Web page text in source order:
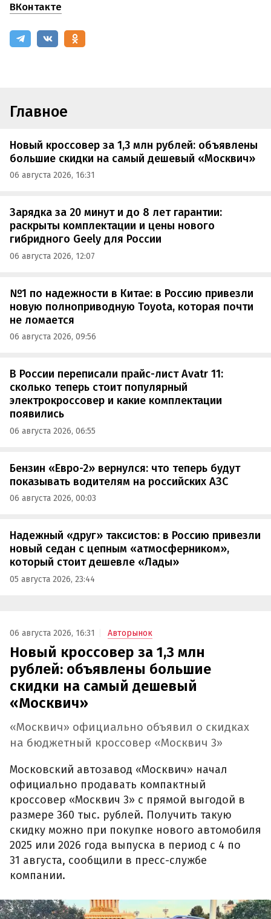
ВКонтакте
Главное
Новый кроссовер за 1,3 млн рублей: объявлены
большие скидки на самый дешевый «Москвич»
06 августа 2026, 16:31
Зарядка за 20 минут и до 8 лет гарантии:
раскрыты комплектации и цены нового
гибридного Geely для России
06 августа 2026, 12:07
№1 по надежности в Китае: в Россию привезли
новую полноприводную Toyota, которая почти
не ломается
06 августа 2026, 09:56
В России переписали прайс-лист Avatr 11:
сколько теперь стоит популярный
электрокроссовер и какие комплектации
появились
06 августа 2026, 06:55
Бензин «Евро-2» вернулся: что теперь будут
показывать водителям на российских АЗС
06 августа 2026, 00:03
Надежный «друг» таксистов: в Россию привезли
новый седан с цепным «атмосферником»,
который стоит дешевле «Лады»
05 августа 2026, 23:44
06 августа 2026, 16:31 Авторынок
Новый кроссовер за 1,3 млн
рублей: объявлены большие
скидки на самый дешевый
«Москвич»
«Москвич» официально объявил о скидках
на бюджетный кроссовер «Москвич 3»
Московский автозавод «Москвич» начал
официально продавать компактный
кроссовер «Москвич 3» с прямой выгодой в
размере 360 тыс. рублей. Получить такую
скидку можно при покупке нового автомобиля
2025 или 2026 года выпуска в период с 4 по
31 августа, сообщили в пресс-службе
компании.